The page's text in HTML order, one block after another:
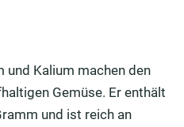
und Kalium machen den
Gemüse. Er enthält
und ist reich an